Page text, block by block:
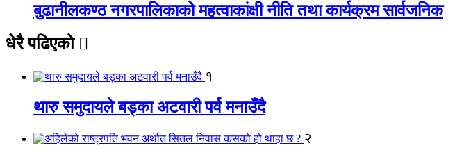
बुढानीलकण्ठ नगरपालिकाको महत्वाकांक्षी नीति तथा कार्यक्रम सार्वजनिक
धेरै पढिएको
१
थारु समुदायले बड्का अटवारी पर्व मनाउँदै
२